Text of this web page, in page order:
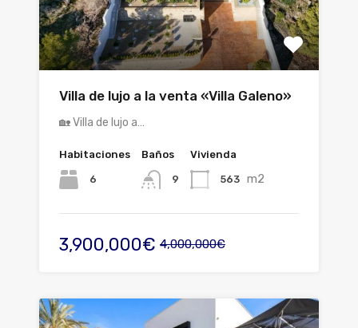
Villa de lujo a la venta «Villa Galeno»
🏡 Villa de lujo a…
Habitaciones
6
Baños
9
Vivienda
563 m2
3,900,000€ 4,000,000€